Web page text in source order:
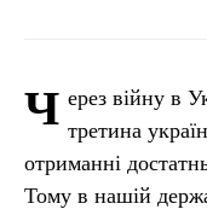
Ч ерез війну в
третина
отриманні
Тому в нашій